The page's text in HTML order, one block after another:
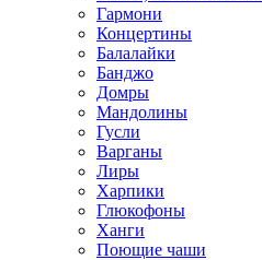
Гармони
Концертины
Балалайки
Банджо
Домры
Мандолины
Гусли
Варганы
Лиры
Харпики
Глюкофоны
Ханги
Поющие чаши